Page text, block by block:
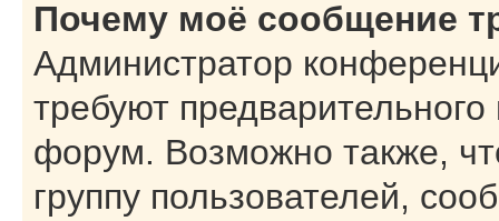
Почему моё сообщение
Администратор
требуют
форум. Возможно также,
группу пользователей,